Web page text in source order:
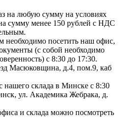
на любую сумму на условиях
сумму менее 150 рублей с НДС
необходимо посетить наш офис,
(с собой необходимо
с 8:30 до 17:30.
Масюковщина, д.4, пом.9, каб
нашего склада в Минске с 8:30
ул. Академика Жебрака, д.
и склада можно посмотреть